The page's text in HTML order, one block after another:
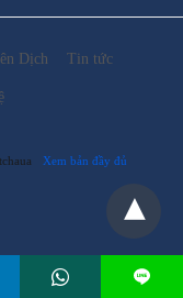
Dịch Tin tức
Xem bản đầy đủ
L